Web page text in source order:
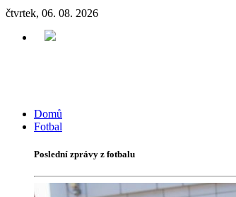
čtvrtek, 06. 08. 2026
Domů
Fotbal
Poslední zprávy z fotbalu